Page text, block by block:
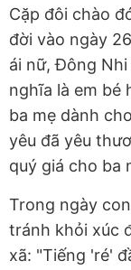
Cặp đôi chào
đời vào ngày
ái nữ, Đông
nghĩa là em bé
ba mẹ dành
yêu đã yêu
quý giá cho ba
Trong ngày
tránh khỏi xúc
xã: "Tiếng 'ré'